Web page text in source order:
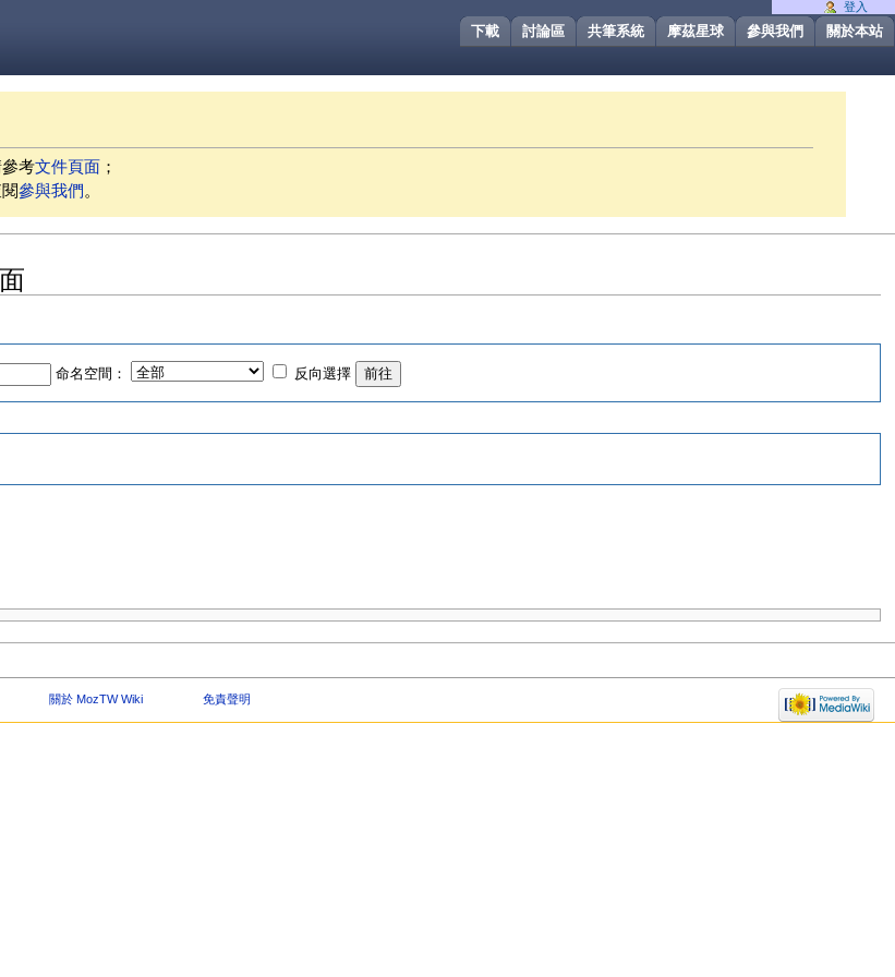
關於本站
參與我們
摩茲星球
共筆系統
討論區
下載
考文件頁面 ；
參與我們。
命名空間： 反向選擇
登入
關於 MozTW Wiki 免責聲明